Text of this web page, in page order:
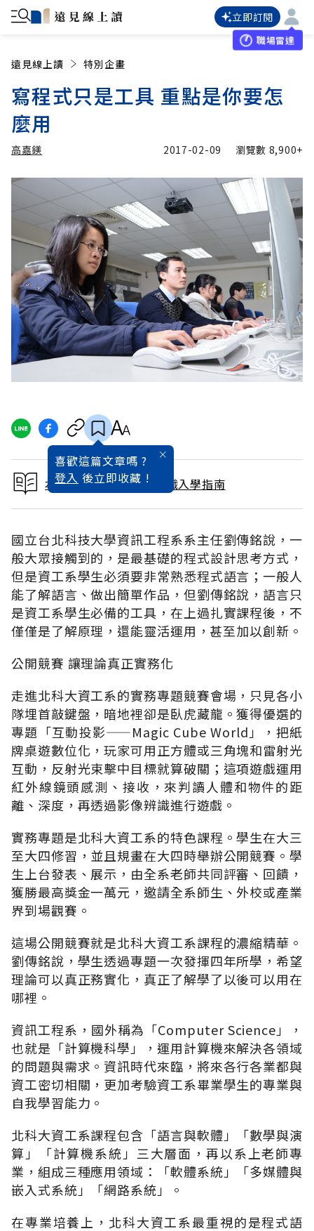
立即訂閱
職場雷達
遠見線上讀 特別企畫
寫程式只是工具 重點是你要怎
麼用
高嘉鎂
高嘉鎂 加入追蹤
2017-02-09 瀏覽數 8,900+
喜歡這篇文章嗎 ?
登入 後立即收藏 !
本文出自2017大學暨技職入學指南
國立台北科技大學資訊工程系系主任劉傳銘說，一
般大眾接觸到的，是最基礎的程式設計思考方式，
但是資工系學生必須要非常熟悉程式語言；一般人
能了解語言、做出簡單作品，但劉傳銘說，語言只
是資工系學生必備的工具，在上過扎實課程後，不
僅僅是了解原理，還能靈活運用，甚至加以創新。
公開競賽 讓理論真正實務化
走進北科大資工系的實務專題競賽會場，只見各小
隊埋首敲鍵盤，暗地裡卻是臥虎藏龍。獲得優選的
專題「互動投影——Magic Cube World」，把紙
牌桌遊數位化，玩家可用正方體或三角塊和雷射光
互動，反射光束擊中目標就算破關；這項遊戲運用
紅外線鏡頭感測、接收，來判讀人體和物件的距
離、深度，再透過影像辨識進行遊戲。
實務專題是北科大資工系的特色課程。學生在大三
至大四修習，並且規畫在大四時舉辦公開競賽。學
生上台發表、展示，由全系老師共同評審、回饋，
獲勝最高獎金一萬元，邀請全系師生、外校或產業
界到場觀賽。
這場公開競賽就是北科大資工系課程的濃縮精華。
劉傳銘說，學生透過專題一次發揮四年所學，希望
理論可以真正務實化，真正了解學了以後可以用在
哪裡。
資訊工程系，國外稱為「Computer Science」，
也就是「計算機科學」，運用計算機來解決各領域
的問題與需求。資訊時代來臨，將來各行各業都與
資工密切相關，更加考驗資工系畢業學生的專業與
自我學習能力。
北科大資工系課程包含「語言與軟體」「數學與演
算」「計算機系統」三大層面，再以系上老師專
業，組成三種應用領域：「軟體系統」「多媒體與
嵌入式系統」「網路系統」。
在專業培養上，北科大資工系最重視的是程式語